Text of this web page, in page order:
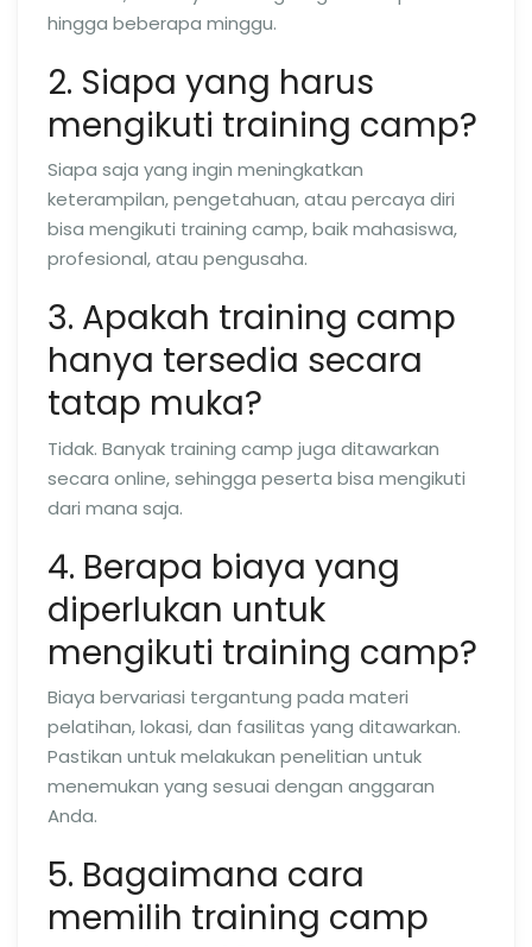
hingga beberapa minggu.
2. Siapa yang harus
mengikuti training camp?
Siapa saja yang ingin meningkatkan
keterampilan, pengetahuan, atau percaya diri
bisa mengikuti training camp, baik mahasiswa,
profesional, atau pengusaha.
3. Apakah training camp
hanya tersedia secara
tatap muka?
Tidak. Banyak training camp juga ditawarkan
secara online, sehingga peserta bisa mengikuti
dari mana saja.
4. Berapa biaya yang
diperlukan untuk
mengikuti training camp?
Biaya bervariasi tergantung pada materi
pelatihan, lokasi, dan fasilitas yang ditawarkan.
Pastikan untuk melakukan penelitian untuk
menemukan yang sesuai dengan anggaran
Anda.
5. Bagaimana cara
memilih training camp